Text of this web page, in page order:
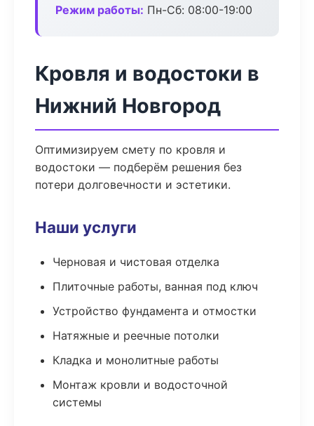
Режим работы: Пн-Сб: 08:00-19:00
Кровля и водостоки в
Нижний Новгород
Оптимизируем смету по кровля и
водостоки — подберём решения без
потери долговечности и эстетики.
Наши услуги
Черновая и чистовая отделка
Плиточные работы, ванная под ключ
Устройство фундамента и отмостки
Натяжные и реечные потолки
Кладка и монолитные работы
Монтаж кровли и водосточной
системы